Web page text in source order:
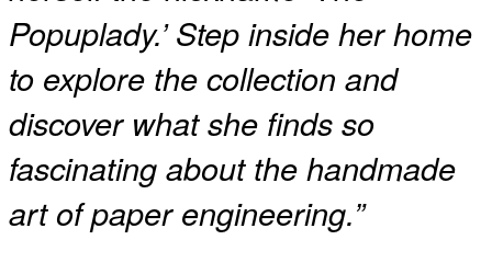
Popuplady.’ Step inside her home
to explore the collection and
discover what she finds so
fascinating about the handmade
art of paper engineering.”